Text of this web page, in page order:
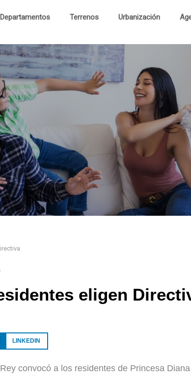
Departamentos Terrenos Urbanización
Visita
eligen
LINKEDIN
convocó a los residentes de Princesa